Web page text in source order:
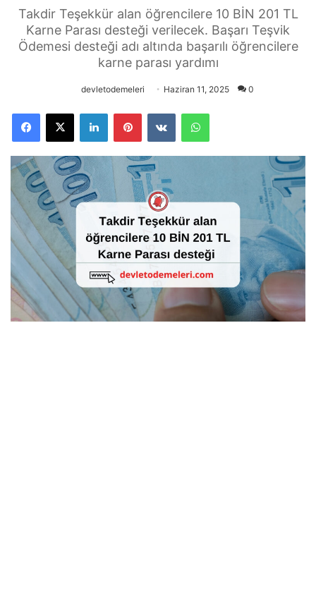
Takdir Teşekkür alan öğrencilere 10 BİN 201 TL
Karne Parası desteği verilecek. Başarı Teşvik
Ödemesi desteği adı altında başarılı öğrencilere
karne parası yardımı
devletodemeleri Haziran 11, 2025 0